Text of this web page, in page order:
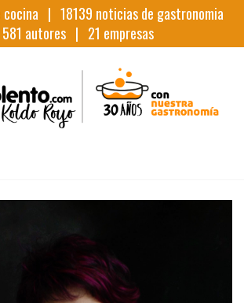
cocina | 18139 noticias de gastronomia
581 autores | 21 empresas